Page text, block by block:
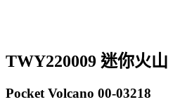
TWY220009 迷你火山
Pocket Volcano 00-03218